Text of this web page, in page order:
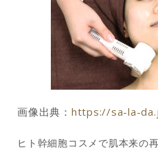
画像出典： https://sa-la-
ヒト幹細胞コスメで肌本来の